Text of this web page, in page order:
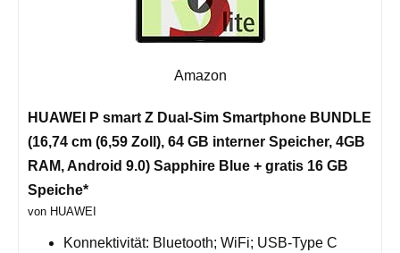
Amazon
HUAWEI P smart Z Dual-Sim Smartphone BUNDLE
(16,74 cm (6,59 Zoll), 64 GB interner Speicher, 4GB
RAM, Android 9.0) Sapphire Blue + gratis 16 GB
Speiche*
von HUAWEI
Konnektivität: Bluetooth; WiFi; USB-Type C